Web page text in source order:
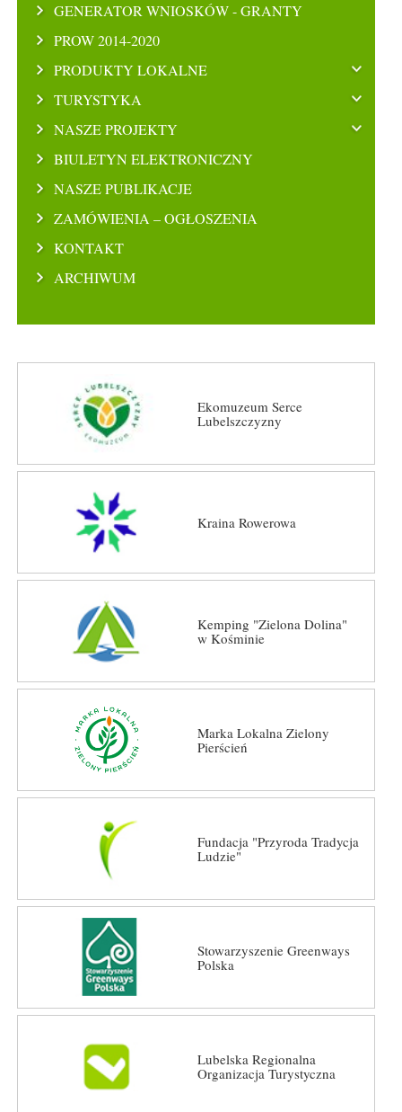
GENERATOR WNIOSKÓW - GRANTY
PROW 2014-2020
PRODUKTY LOKALNE
TURYSTYKA
NASZE PROJEKTY
BIULETYN ELEKTRONICZNY
NASZE PUBLIKACJE
ZAMÓWIENIA – OGŁOSZENIA
KONTAKT
ARCHIWUM
Ekomuzeum Serce
Lubelszczyzny
Kraina Rowerowa
Kemping "Zielona Dolina"
w Kośminie
Marka Lokalna Zielony
Pierścień
Fundacja "Przyroda Tradycja
Ludzie"
Stowarzyszenie Greenways
Polska
Lubelska Regionalna
Organizacja Turystyczna